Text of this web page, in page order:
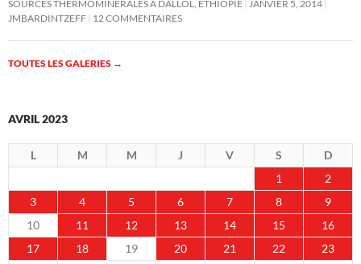
SOURCES THERMOMINÉRALES À DALLOL, ÉTHIOPIE JANVIER 5, 2014
JMBARDINTZEFF 12 COMMENTAIRES
TOUTES LES GALERIES →
AVRIL 2023
L M M J V S
D
1
2
3
4 5 6 7 8
9
10
11 12 13 14 15
16
17
18 19 20 21 22
23